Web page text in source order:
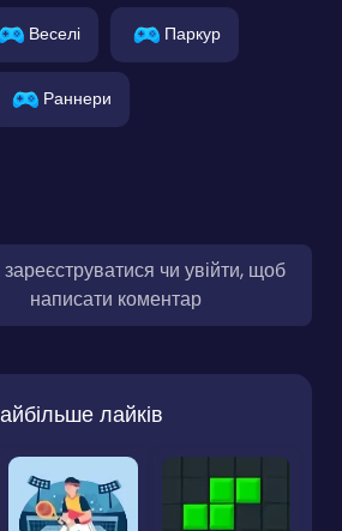
Веселі Паркур
Раннери
чи увійти, щоб
написати коментар
лайків